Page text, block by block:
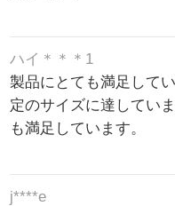
ハイ＊＊＊1
製品にとても満足して
定のサイズに達してい
も満足しています。
j****e